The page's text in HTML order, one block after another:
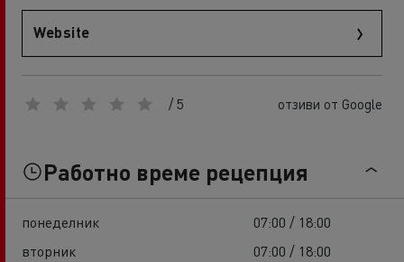
Website
/ 5 отзиви от Google
Работно време рецепция
понеделник
07:00 / 18:00
вторник
07:00 / 18:00